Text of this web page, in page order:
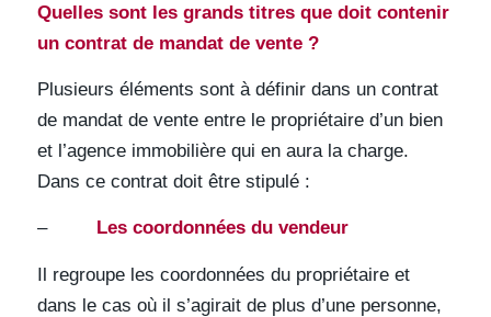
Quelles sont les grands titres que doit contenir
un contrat de mandat de vente ?
Plusieurs éléments sont à définir dans un contrat
de mandat de vente entre le propriétaire d’un bien
et l’agence immobilière qui en aura la charge.
Dans ce contrat doit être stipulé :
– Les coordonnées du vendeur
Il regroupe les coordonnées du propriétaire et
dans le cas où il s’agirait de plus d’une personne,